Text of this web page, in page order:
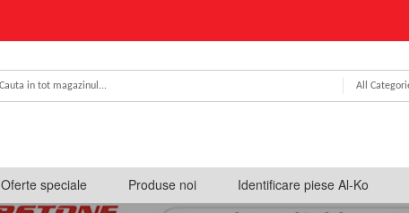
All
Oferte speciale Produse noi Identificare piese Al-Ko